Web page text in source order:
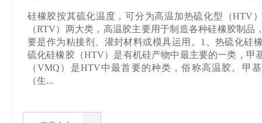
硅橡胶按其硫化温度，可分为高温加热硫化型（HTV
（RTV）两大类，高温胶主要用于制造各种硅橡胶制品
要是作为粘接剂、灌封材料或模具运用。1、热硫化硅
硫化硅橡胶（HTV）是有机硅产物中最主要的一类，甲
（VMQ）是HTV中最首要的种类，俗称高温胶。甲
（生...